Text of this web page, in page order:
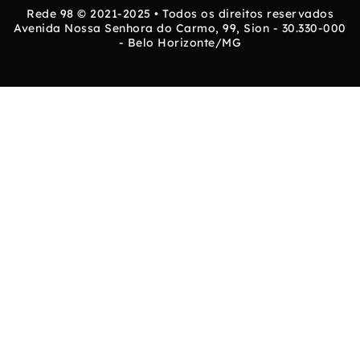
Rede 98 © 2021-2025 • Todos os direitos reservados
Avenida Nossa Senhora do Carmo, 99, Sion - 30.330-000
- Belo Horizonte/MG